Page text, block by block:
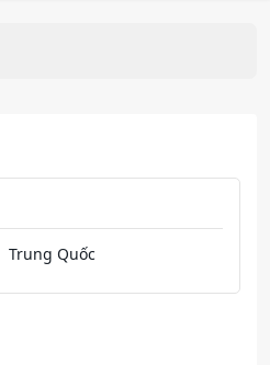
Trung Quốc